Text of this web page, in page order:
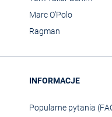
Marc O'Polo
Ragman
INFORMACJE
Popularne pytania